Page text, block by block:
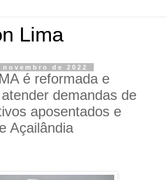
Lima
de 2022
é reformada e
demandas de
aposentados e
Açailândia